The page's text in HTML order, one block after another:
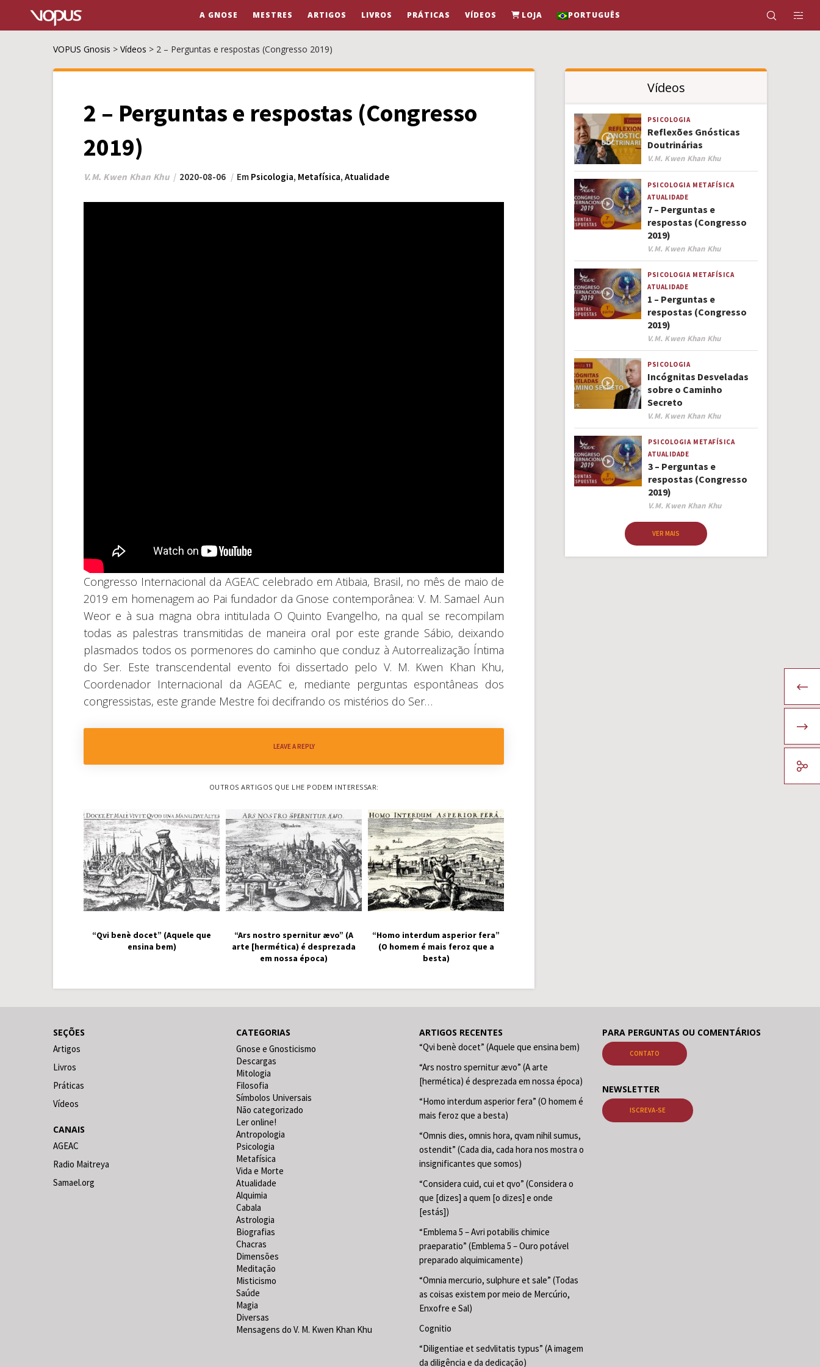
A GNOSE MESTRES ARTIGOS LIVROS PRÁTICAS VÍDEOS LOJA PORTUGUÊS
VOPUS Gnosis > Vídeos > 2 – Perguntas e respostas (Congresso 2019)
2 – Perguntas e respostas (Congresso
2019)
V.M. Kwen Khan Khu 2020-08-06 Em Psicologia, Metafísica, Atualidade
Congresso Internacional da AGEAC celebrado em Atibaia, Brasil, no mês de maio de
2019 em homenagem ao Pai fundador da Gnose contemporânea: V. M. Samael Aun
Weor e à sua magna obra intitulada O Quinto Evangelho, na qual se recompilam
todas as palestras transmitidas de maneira oral por este grande Sábio, deixando
plasmados todos os pormenores do caminho que conduz à Autorrealização Íntima
do Ser. Este transcendental evento foi dissertado pelo V. M. Kwen Khan Khu,
Coordenador Internacional da AGEAC e, mediante perguntas espontâneas dos
congressistas, este grande Mestre foi decifrando os mistérios do Ser…
LEAVE A REPLY
OUTROS ARTIGOS QUE LHE PODEM INTERESSAR:
“Qvi benè docet” (Aquele que
ensina bem)
“Ars nostro spernitur ævo” (A
arte [hermética) é desprezada
em nossa época)
“Homo interdum asperior fera”
(O homem é mais feroz que a
besta)
Vídeos
PSICOLOGIA
Reflexões Gnósticas
Doutrinárias
Author
V.M. Kwen Khan Khu
PSICOLOGIA METAFÍSICA
ATUALIDADE
7 – Perguntas e
respostas (Congresso
2019)
Author
V.M. Kwen Khan Khu
PSICOLOGIA METAFÍSICA
ATUALIDADE
1 – Perguntas e
respostas (Congresso
2019)
Author
V.M. Kwen Khan Khu
PSICOLOGIA
Incógnitas Desveladas
sobre o Caminho
Secreto
Author
V.M. Kwen Khan Khu
PSICOLOGIA METAFÍSICA
ATUALIDADE
3 – Perguntas e
respostas (Congresso
2019)
Author
V.M. Kwen Khan Khu
VER MAIS
SEÇÕES
Artigos
Livros
Práticas
Vídeos
CANAIS
AGEAC
Radio Maitreya
Samael.org
CATEGORIAS
Gnose e Gnosticismo
Descargas
Mitologia
Filosofia
Símbolos Universais
Não categorizado
Ler online!
Antropologia
Psicologia
Metafísica
Vida e Morte
Atualidade
Alquimia
Cabala
Astrologia
Biografias
Chacras
Dimensões
Meditação
Misticismo
Saúde
Magia
Diversas
Mensagens do V. M. Kwen Khan Khu
ARTIGOS RECENTES
“Qvi benè docet” (Aquele que ensina bem)
“Ars nostro spernitur ævo” (A arte
[hermética) é desprezada em nossa época)
“Homo interdum asperior fera” (O homem é
mais feroz que a besta)
“Omnis dies, omnis hora, qvam nihil sumus,
ostendit” (Cada dia, cada hora nos mostra o
insignificantes que somos)
“Considera cuid, cui et qvo” (Considera o
que [dizes] a quem [o dizes] e onde
[estás])
“Emblema 5 – Avri potabilis chimice
praeparatio” (Emblema 5 – Ouro potável
preparado alquimicamente)
“Omnia mercurio, sulphure et sale” (Todas
as coisas existem por meio de Mercúrio,
Enxofre e Sal)
Cognitio
“Diligentiae et sedvlitatis typus” (A imagem
da diligência e da dedicação)
PARA PERGUNTAS OU COMENTÁRIOS
CONTATO
NEWSLETTER
ISCREVA-SE